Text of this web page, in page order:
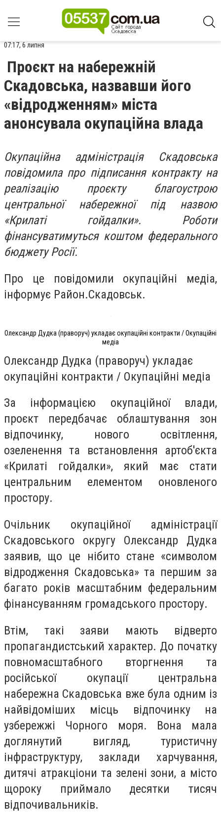
07:17, 6 липня
Проєкт на набережній
Скадовська, назвавши його
«відродженням» міста
анонсувала окупаційна влада
Окупаційна адміністрація Скадовська
повідомила про підписання контракту на
реалізацію проєкту благоустрою
центральної набережної під назвою
«Крилаті гойдалки». Роботи
фінансуватимуться коштом федерального
бюджету Росії.
Про це повідомили окупаційні медіа,
інформує Район.Скадовськ.
Олександр Дудка (праворуч) укладає окупаційні контракти / Окупаційні
медіа
Олександр Дудка (праворуч) укладає
окупаційні контракти / Окупаційні медіа
За інформацією окупаційної влади,
проєкт передбачає облаштування зон
відпочинку, нового освітлення,
озеленення та встановлення артоб'єкта
«Крилаті гойдалки», який має стати
центральним елементом оновленого
простору.
Очільник окупаційної адміністрації
Скадовського округу Олександр Дудка
заявив, що це нібито стане «символом
відродження Скадовська» та першим за
багато років масштабним федеральним
фінансуванням громадського простору.
Втім, такі заяви мають відверто
пропагандистський характер. До початку
повномасштабного вторгнення та
російської окупації центральна
набережна Скадовська вже була одним із
найвідоміших місць відпочинку на
узбережжі Чорного моря. Вона мала
доглянутий вигляд, туристичну
інфраструктуру, заклади харчування,
дитячі атракціони та зелені зони, а місто
щороку приймало десятки тисяч
відпочивальників.